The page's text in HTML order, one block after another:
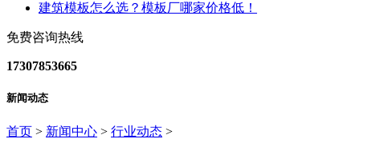
建筑模板怎么选？模板厂哪家价格低！
免费咨询热线
17307853665
新闻动态
首页 > 新闻中心 > 行业动态 >